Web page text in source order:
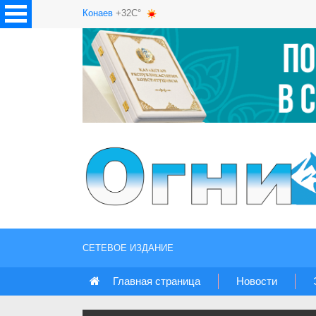
Конаев +32C°
СЕТЕВОЕ ИЗДАНИЕ
Главная страница Новости